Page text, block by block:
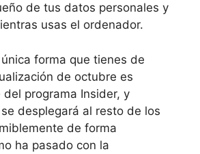
de tus datos personales y
usas el ordenador.
forma que tienes de
de octubre es
programa Insider, y
desplegará al resto de los
de forma
ha pasado con la